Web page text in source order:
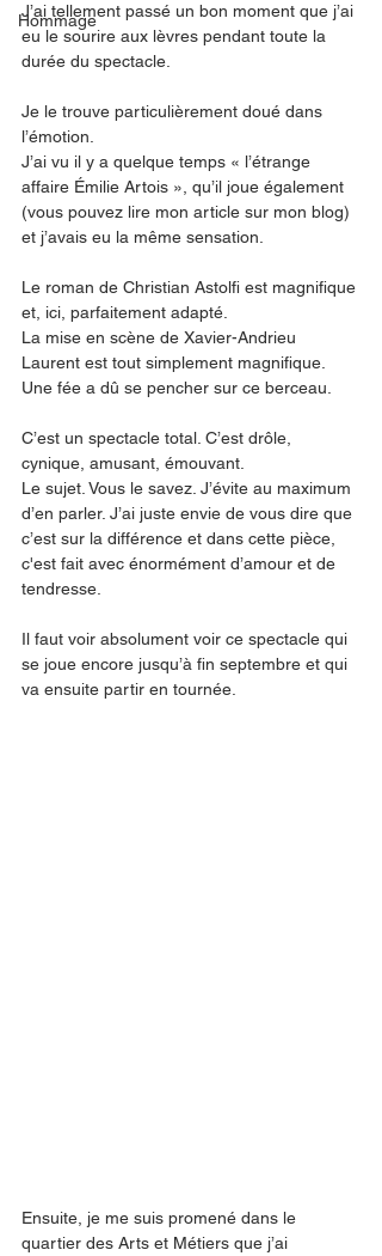
Hommage
J’ai tellement passé un bon moment que j’ai
eu le sourire aux lèvres pendant toute la
durée du spectacle.
Je le trouve particulièrement doué dans
l’émotion.
J’ai vu il y a quelque temps « l’étrange
affaire Émilie Artois », qu’il joue également
(vous pouvez lire mon article sur mon blog)
et j’avais eu la même sensation.
Le roman de Christian Astolfi est magnifique
et, ici, parfaitement adapté.
La mise en scène de Xavier-Andrieu
Laurent est tout simplement magnifique.
Une fée a dû se pencher sur ce berceau.
C’est un spectacle total. C’est drôle,
cynique, amusant, émouvant.
Le sujet. Vous le savez. J’évite au maximum
d’en parler. J’ai juste envie de vous dire que
c’est sur la différence et dans cette pièce,
c'est fait avec énormément d’amour et de
tendresse.
Il faut voir absolument voir ce spectacle qui
se joue encore jusqu’à fin septembre et qui
va ensuite partir en tournée.
Ensuite, je me suis promené dans le
quartier des Arts et Métiers que j’ai